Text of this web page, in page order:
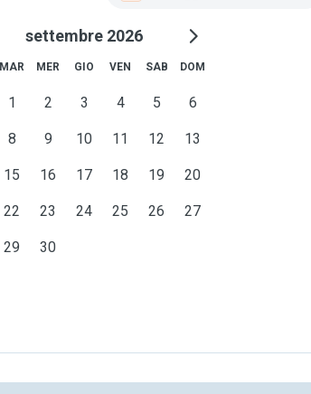
settembre 2026
MAR MER GIO VEN SAB DOM
1 2 3 4 5 6
8 9 10 11 12 13
15 16 17 18 19 20
22 23 24 25 26 27
29 30